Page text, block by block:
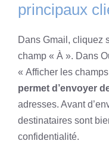
principaux
Dans Gmail, cliquez
champ « À ». Dans
« Afficher les
permet d’envoyer
adresses. Avant
destinataires sont
confidentialité.